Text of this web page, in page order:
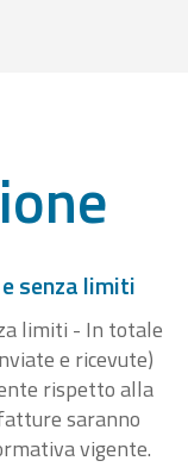
senza limiti
limiti - In totale
e ricevute)
rispetto alla
saranno
vigente.